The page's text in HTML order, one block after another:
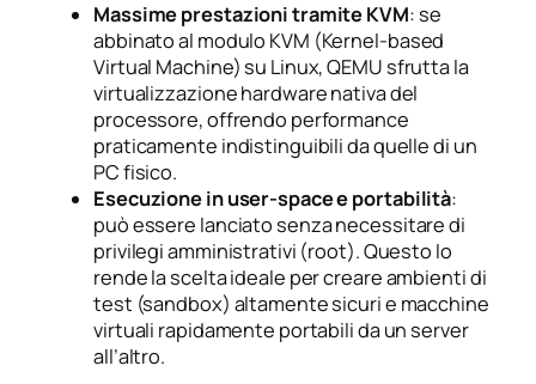
Massime prestazioni tramite KVM: se
abbinato al modulo KVM (Kernel-based
Virtual Machine) su Linux, QEMU sfrutta la
virtualizzazione hardware nativa del
processore, offrendo performance
praticamente indistinguibili da quelle di un
PC fisico.
Esecuzione in user-space e portabilità:
può essere lanciato senza necessitare di
privilegi amministrativi (root). Questo lo
rende la scelta ideale per creare ambienti di
test (sandbox) altamente sicuri e macchine
virtuali rapidamente portabili da un server
all’altro.